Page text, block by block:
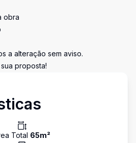
obra
a alteração sem aviso.
proposta!
Total 65m²